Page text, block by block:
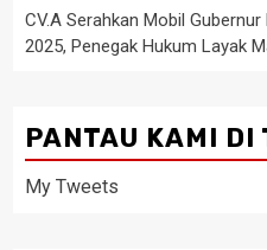
CV.A Serahkan Mobil
2025, Penegak Hukum Layak
PANTAU KAMI DI
My Tweets